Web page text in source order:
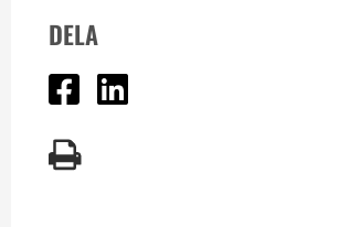
DELA
Dela på Facebook